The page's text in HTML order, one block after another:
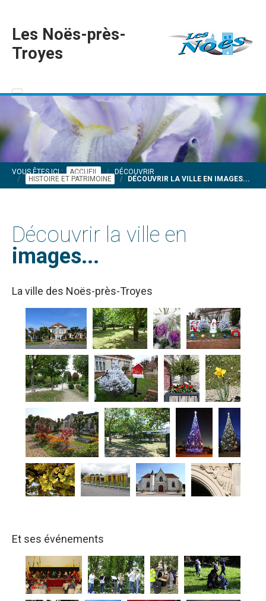
Les Noës-près-
Troyes
VOUS ÊTES ICI : ACCUEIL
DÉCOUVRIR
HISTOIRE ET PATRIMOINE
DÉCOUVRIR LA VILLE EN IMAGES...
Découvrir la ville en
images...
La ville des Noës-près-Troyes
Et ses événements